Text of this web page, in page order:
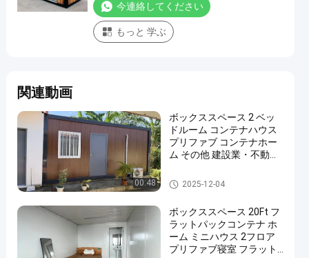
ジ
型
住
宅
格
な
プ
リ
今連絡してください
もっと 学ぶ
関連動画
00:48
ボックススペース 2 ベッ
ドルーム コンテナハウス
プリファブ コンテナホー
ム その他 建設業・不動産
取り外し可能な容器の家
2025-12-04
ボックススペース 20Ft フ
ラットパックコンテナ ホ
ーム ミニハウス 2フロア
プリファブ寝室 フラット